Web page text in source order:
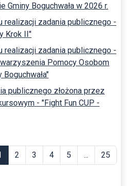
Gminy Boguchwała w 2026 r.
realizacji zadania publicznego -
Krok II"
realizacji zadania publicznego -
Pomocy Osobom
publicznego złożona przez
- "Fight Fun CUP -
2 3 4 5 ... 25